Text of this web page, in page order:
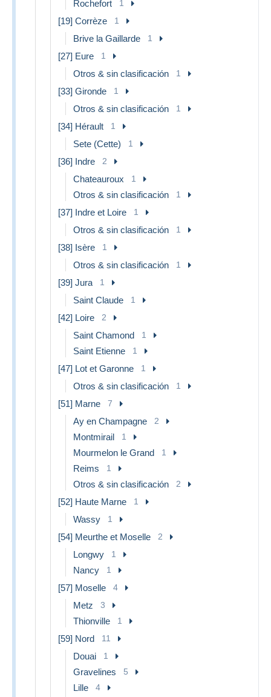
Rochefort 1
[19] Corrèze 1
Brive la Gaillarde 1
[27] Eure 1
Otros & sin clasificación 1
[33] Gironde 1
Otros & sin clasificación 1
[34] Hérault 1
Sete (Cette) 1
[36] Indre 2
Chateauroux 1
Otros & sin clasificación 1
[37] Indre et Loire 1
Otros & sin clasificación 1
[38] Isère 1
Otros & sin clasificación 1
[39] Jura 1
Saint Claude 1
[42] Loire 2
Saint Chamond 1
Saint Etienne 1
[47] Lot et Garonne 1
Otros & sin clasificación 1
[51] Marne 7
Ay en Champagne 2
Montmirail 1
Mourmelon le Grand 1
Reims 1
Otros & sin clasificación 2
[52] Haute Marne 1
Wassy 1
[54] Meurthe et Moselle 2
Longwy 1
Nancy 1
[57] Moselle 4
Metz 3
Thionville 1
[59] Nord 11
Douai 1
Gravelines 5
Lille 4